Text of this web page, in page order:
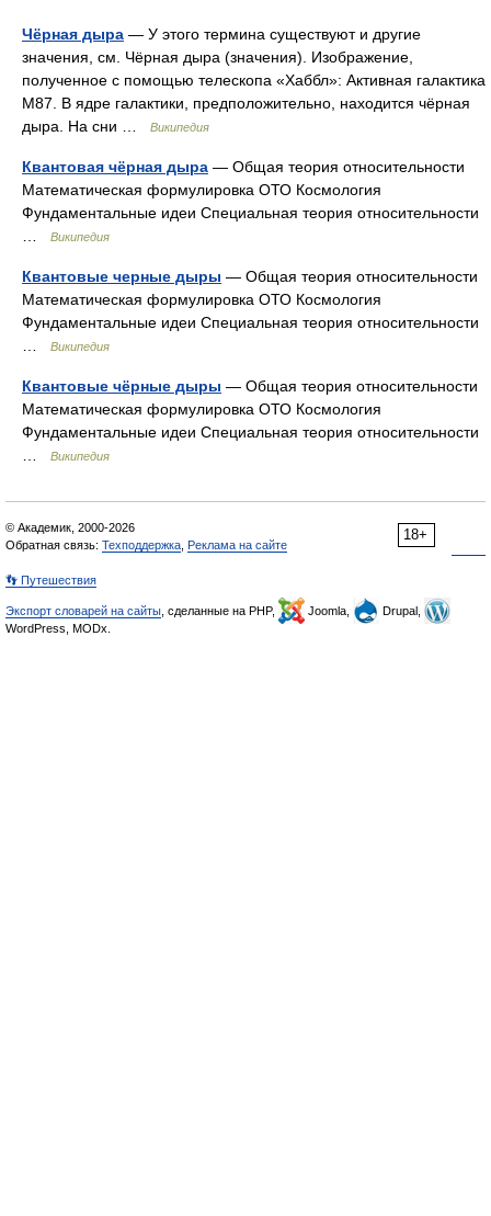
Чёрная дыра — У этого термина существуют и другие
значения, см. Чёрная дыра (значения). Изображение,
полученное с помощью телескопа «Хаббл»: Активная галактика
M87. В ядре галактики, предположительно, находится чёрная
дыра. На сни …
Википедия
Квантовая чёрная дыра — Общая теория относительности
Математическая формулировка ОТО Космология
Фундаментальные идеи Специальная теория относительности
Википедия
Квантовые черные дыры — Общая теория относительности
Математическая формулировка ОТО Космология
Фундаментальные идеи Специальная теория относительности
Википедия
Квантовые чёрные дыры — Общая теория относительности
Математическая формулировка ОТО Космология
Фундаментальные идеи Специальная теория относительности
Википедия
18+
© Академик, 2000-2026
Обратная связь: Техподдержка Реклама на сайте
👣 Путешествия
Экспорт словарей на сайты , сделанные на PHP, Joomla,
Drupal,
WordPress, MODx.